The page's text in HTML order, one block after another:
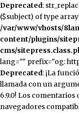
Deprecated:
($subject) of type
/var/www/vhosts/
content/plugins/
cms/
lang="" prefix="og:
Deprecated: ¡La
llamada con un
6.9.0! Los
navegadores